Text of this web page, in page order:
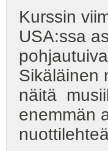
Kurssin
USA:ssa
Sikäläinen
näitä
enemmän